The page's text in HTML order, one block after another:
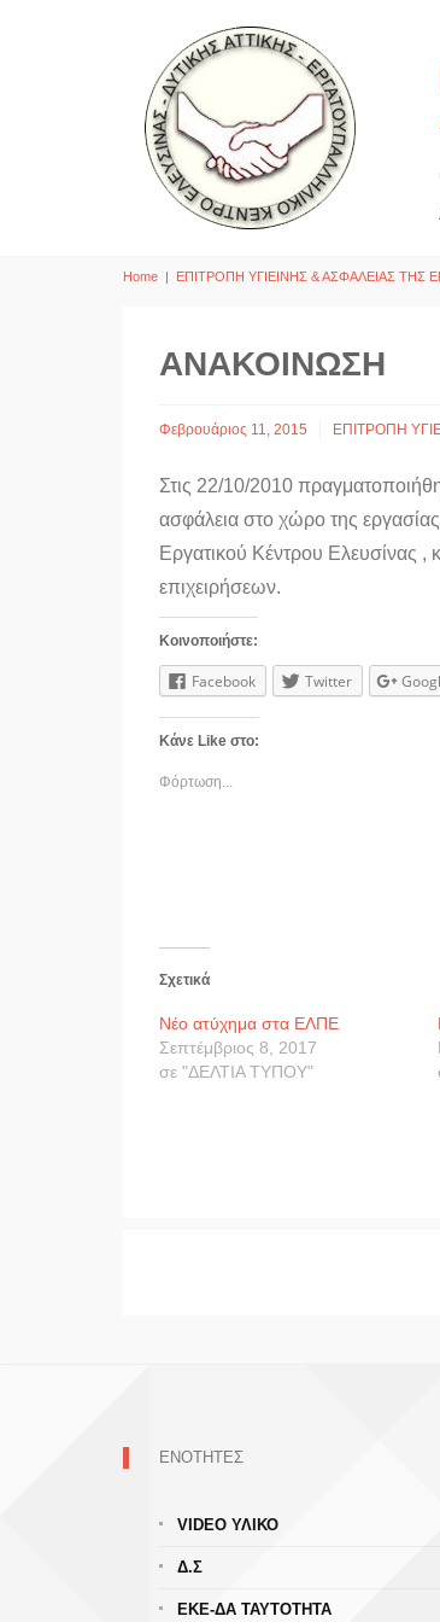
Home | ΕΠΙΤΡΟΠΗ ΥΓΙΕΙΝΗΣ & ΑΣΦΑΛΕΙΑΣ ΤΗΣ
ΑΝΑΚΟΊΝΩΣΗ
Φεβρουάριος 11, 2015 ΕΠΙΤΡΟΠΗ
Στις 22/10/2010
ασφάλεια στο χώρο της
Εργατικού Κέντρου Ελευσίνας ,
επιχειρήσεων.
Κοινοποιήστε:
Facebook Twitter
Κάνε Like στο:
Φόρτωση...
Σχετικά
Νέο ατύχημα στα ΕΛΠΕ
Σεπτέμβριος 8, 2017
σε "ΔΕΛΤΙΑ ΤΥΠΟΥ"
ΕΝΟΤΗΤΕΣ
VIDEO ΥΛΙΚΟ
Δ.Σ
ΕΚΕ-ΔΑ ΤΑΥΤΟΤΗΤΑ